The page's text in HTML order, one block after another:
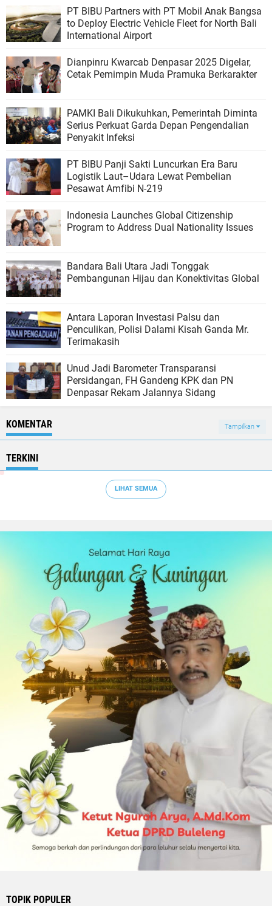
PT BIBU Partners with PT Mobil Anak Bangsa
to Deploy Electric Vehicle Fleet for North Bali
International Airport
Dianpinru Kwarcab Denpasar 2025 Digelar,
Cetak Pemimpin Muda Pramuka Berkarakter
PAMKI Bali Dikukuhkan, Pemerintah Diminta
Serius Perkuat Garda Depan Pengendalian
Penyakit Infeksi
PT BIBU Panji Sakti Luncurkan Era Baru
Logistik Laut–Udara Lewat Pembelian
Pesawat Amfibi N-219
Indonesia Launches Global Citizenship
Program to Address Dual Nationality Issues
Bandara Bali Utara Jadi Tonggak
Pembangunan Hijau dan Konektivitas Global
Antara Laporan Investasi Palsu dan
Penculikan, Polisi Dalami Kisah Ganda Mr.
Terimakasih
Unud Jadi Barometer Transparansi
Persidangan, FH Gandeng KPK dan PN
Denpasar Rekam Jalannya Sidang
KOMENTAR Tampilkan
TERKINI
LIHAT SEMUA
TOPIK POPULER